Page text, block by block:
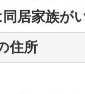
居家族が
住所